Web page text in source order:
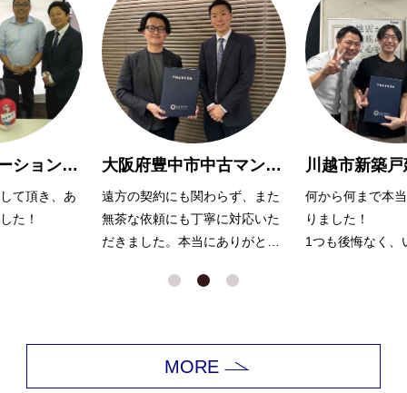
大阪府豊中市中古マンション購入Y様
らず、また
に対応いた
川越市新築戸建購入 A様
何から何まで本当にお世話にな
りました！
1つも後悔なく、いい家が見つ
と思っています。
親切で親身に対
りがとうござい
MORE